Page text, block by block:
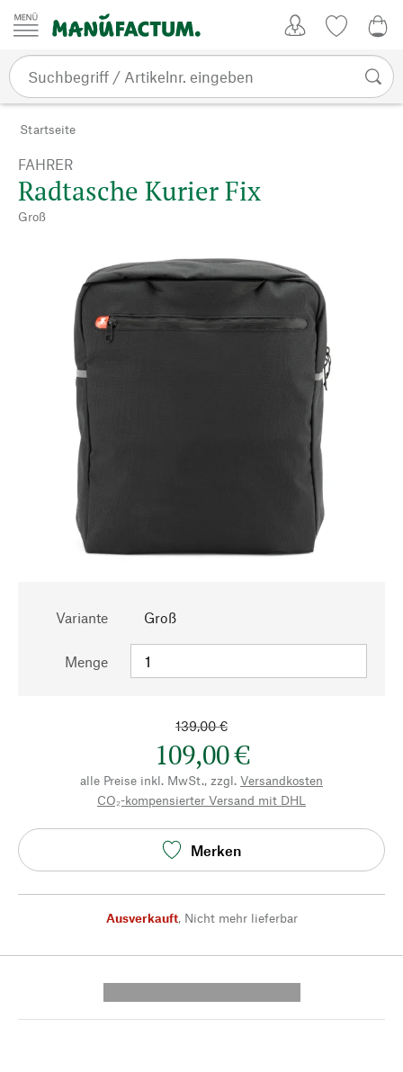
Zum Inhalt springen
Startseite
FAHRER
Radtasche Kurier Fix
Groß
Variante Groß
Menge
139,00 €
109,00 €
alle Preise inkl. MwSt., zzgl. Versandkosten
CO₂-kompensierter Versand mit DHL
Merken
Ausverkauft, Nicht mehr lieferbar